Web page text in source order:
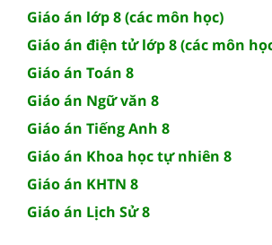
Giáo án lớp 8 (các môn học)
Giáo án điện tử lớp 8 (các môn
Giáo án Toán 8
Giáo án Ngữ văn 8
Giáo án Tiếng Anh 8
Giáo án Khoa học tự nhiên 8
Giáo án KHTN 8
Giáo án Lịch Sử 8